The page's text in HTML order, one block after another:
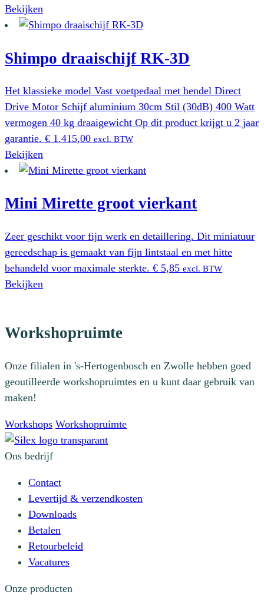
Bekijken
Shimpo draaischijf RK-3D
Het klassieke model Vast voetpedaal met hendel Direct
Drive Motor Schijf aluminium 30cm Stil (30dB) 400 Watt
vermogen 40 kg draaigewicht Op dit product krijgt u 2 jaar
garantie. € 1.415,00 excl. BTW
Bekijken
Mini Mirette groot vierkant
Zeer geschikt voor fijn werk en detaillering. Dit miniatuur
gereedschap is gemaakt van fijn lintstaal en met hitte
behandeld voor maximale sterkte. € 5,85 excl. BTW
Bekijken
Workshopruimte
Onze filialen in 's-Hertogenbosch en Zwolle hebben goed
geoutilleerde workshopruimtes en u kunt daar gebruik van
maken!
Workshops Workshopruimte
Ons bedrijf
Contact
Levertijd & verzendkosten
Downloads
Betalen
Retourbeleid
Vacatures
Onze producten